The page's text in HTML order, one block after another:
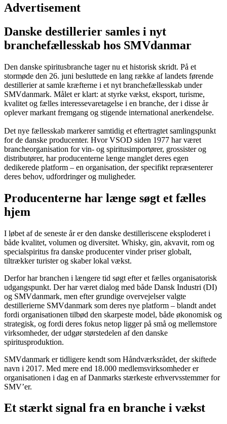
Advertisement
Danske destillerier samles i nyt
branchefællesskab hos SMVdanmar
Den danske spiritusbranche tager nu et historisk skridt. På et
stormøde den 26. juni besluttede en lang række af landets førende
destillerier at samle kræfterne i et nyt branchefællesskab under
SMVdanmark. Målet er klart: at styrke vækst, eksport, turisme,
kvalitet og fælles interessevaretagelse i en branche, der i disse år
oplever markant fremgang og stigende international anerkendelse.
Det nye fællesskab markerer samtidig et eftertragtet samlingspunkt
for de danske producenter. Hvor VSOD siden 1977 har været
brancheorganisation for vin- og spiritusimportører, grossister og
distributører, har producenterne længe manglet deres egen
dedikerede platform – en organisation, der specifikt repræsenterer
deres behov, udfordringer og muligheder.
Producenterne har længe søgt et fælles
hjem
I løbet af de seneste år er den danske destilleriscene eksploderet i
både kvalitet, volumen og diversitet. Whisky, gin, akvavit, rom og
specialspiritus fra danske producenter vinder priser globalt,
tiltrækker turister og skaber lokal vækst.
Derfor har branchen i længere tid søgt efter et fælles organisatorisk
udgangspunkt. Der har været dialog med både Dansk Industri (DI)
og SMVdanmark, men efter grundige overvejelser valgte
destillerierne SMVdanmark som deres nye platform – blandt andet
fordi organisationen tilbød den skarpeste model, både økonomisk og
strategisk, og fordi deres fokus netop ligger på små og mellemstore
virksomheder, der udgør størstedelen af den danske
spiritusproduktion.
SMVdanmark er tidligere kendt som Håndværksrådet, der skiftede
navn i 2017. Med mere end 18.000 medlemsvirksomheder er
organisationen i dag en af Danmarks stærkeste erhvervsstemmer for
SMV’er.
Et stærkt signal fra en branche i vækst